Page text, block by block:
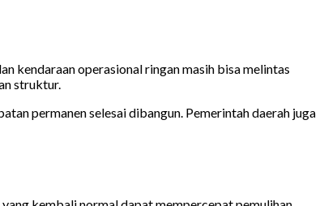
kendaraan operasional ringan masih bisa melintas
struktur.
permanen selesai dibangun. Pemerintah daerah juga